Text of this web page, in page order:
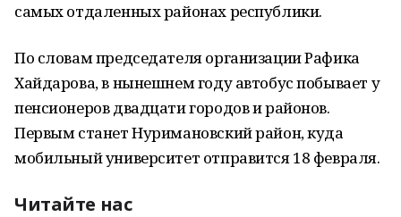
самых отдаленных районах республики.
По словам председателя организации Рафика
Хайдарова, в нынешнем году автобус побывает у
пенсионеров двадцати городов и районов.
Первым станет Нуримановский район, куда
мобильный университет отправится 18 февраля.
Читайте нас